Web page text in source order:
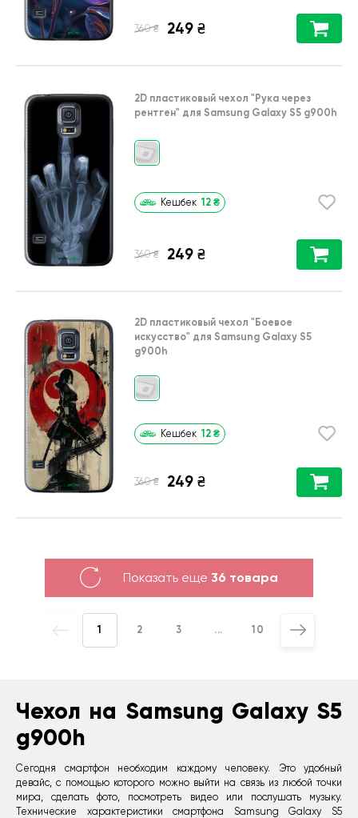
Чехол на Samsung Galaxy S5
g900h
Сегодня смартфон необходим каждому человеку. Это удобный
девайс, с помощью которого можно выйти на связь из любой точки
мира, сделать фото, посмотреть видео или послушать музыку.
Технические характеристики смартфона Samsung Galaxy S5
360 ₴ 249 ₴
2D пластиковый чехол "Рука через
рентген" для Samsung Galaxy S5 g900h
Кешбек 12 ₴
360 ₴ 249 ₴
2D пластиковый чехол "Боевое
искусство" для Samsung Galaxy S5
g900h
Кешбек 12 ₴
360 ₴ 249 ₴
Показать еще 36 товара
1 2 3 ... 10